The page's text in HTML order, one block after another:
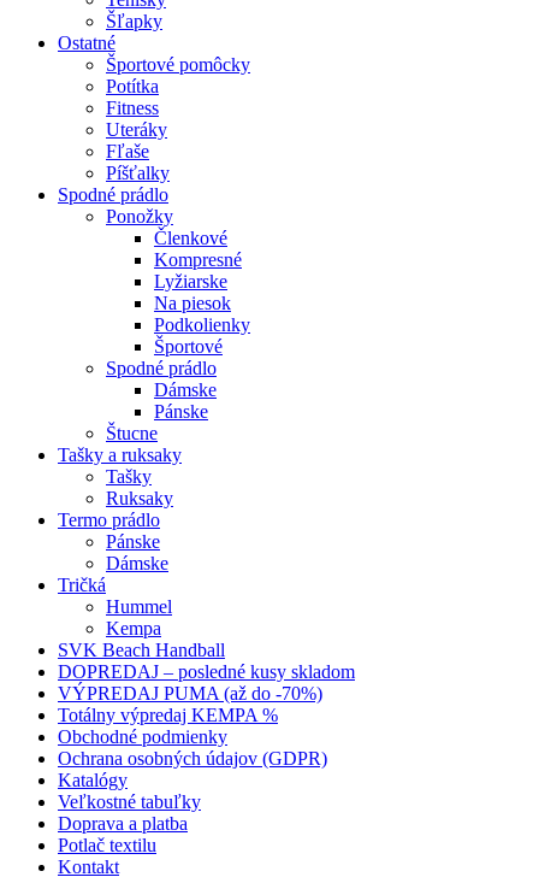
Šľapky
Ostatné
Športové pomôcky
Potítka
Fitness
Uteráky
Fľaše
Píšťalky
Spodné prádlo
Ponožky
Členkové
Kompresné
Lyžiarske
Na piesok
Podkolienky
Športové
Spodné prádlo
Dámske
Pánske
Štucne
Tašky a ruksaky
Tašky
Ruksaky
Termo prádlo
Pánske
Dámske
Tričká
Hummel
Kempa
SVK Beach Handball
DOPREDAJ – posledné kusy skladom
VÝPREDAJ PUMA (až do -70%)
Totálny výpredaj KEMPA %
Obchodné podmienky
Ochrana osobných údajov (GDPR)
Katalógy
Veľkostné tabuľky
Doprava a platba
Potlač textilu
Kontakt